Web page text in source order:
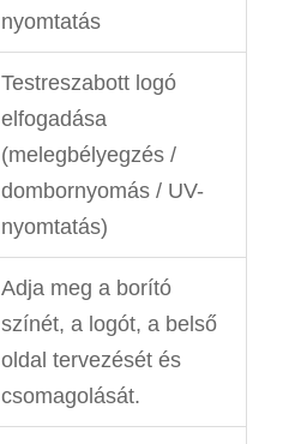
nyomtatás
Testreszabott logó
elfogadása
(melegbélyegzés /
dombornyomás / UV-
nyomtatás)
Adja meg a borító
színét, a logót, a belső
oldal tervezését és
csomagolását.